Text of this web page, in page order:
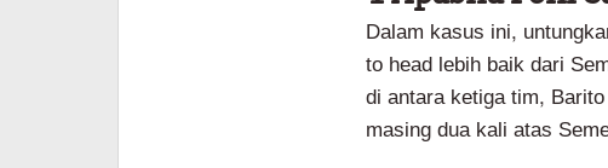
Dalam kasus ini,
to head lebih baik dari
di antara ketiga tim,
masing dua kali atas